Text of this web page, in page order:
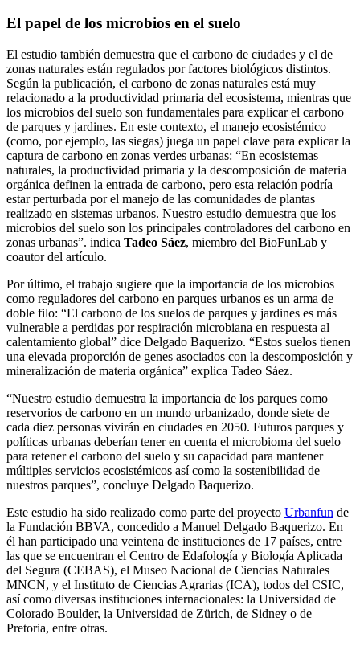
El papel de los microbios en el suelo
El estudio también demuestra que el carbono de ciudades y el de
zonas naturales están regulados por factores biológicos distintos.
Según la publicación, el carbono de zonas naturales está muy
relacionado a la productividad primaria del ecosistema, mientras que
los microbios del suelo son fundamentales para explicar el carbono
de parques y jardines. En este contexto, el manejo ecosistémico
(como, por ejemplo, las siegas) juega un papel clave para explicar la
captura de carbono en zonas verdes urbanas: “En ecosistemas
naturales, la productividad primaria y la descomposición de materia
orgánica definen la entrada de carbono, pero esta relación podría
estar perturbada por el manejo de las comunidades de plantas
realizado en sistemas urbanos. Nuestro estudio demuestra que los
microbios del suelo son los principales controladores del carbono en
zonas urbanas”. indica Tadeo Sáez, miembro del BioFunLab y
coautor del artículo.
Por último, el trabajo sugiere que la importancia de los microbios
como reguladores del carbono en parques urbanos es un arma de
doble filo: “El carbono de los suelos de parques y jardines es más
vulnerable a perdidas por respiración microbiana en respuesta al
calentamiento global” dice Delgado Baquerizo. “Estos suelos tienen
una elevada proporción de genes asociados con la descomposición y
mineralización de materia orgánica” explica Tadeo Sáez.
“Nuestro estudio demuestra la importancia de los parques como
reservorios de carbono en un mundo urbanizado, donde siete de
cada diez personas vivirán en ciudades en 2050. Futuros parques y
políticas urbanas deberían tener en cuenta el microbioma del suelo
para retener el carbono del suelo y su capacidad para mantener
múltiples servicios ecosistémicos así como la sostenibilidad de
nuestros parques”, concluye Delgado Baquerizo.
Este estudio ha sido realizado como parte del proyecto Urbanfun de
la Fundación BBVA, concedido a Manuel Delgado Baquerizo. En
él han participado una veintena de instituciones de 17 países, entre
las que se encuentran el Centro de Edafología y Biología Aplicada
del Segura (CEBAS), el Museo Nacional de Ciencias Naturales
MNCN, y el Instituto de Ciencias Agrarias (ICA), todos del CSIC,
así como diversas instituciones internacionales: la Universidad de
Colorado Boulder, la Universidad de Zürich, de Sidney o de
Pretoria, entre otras.